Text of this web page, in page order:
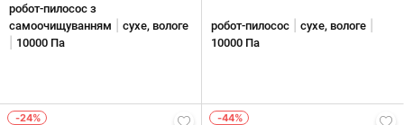
робот-пилосос з
самоочищуванням
сухе, вологе
10000 Па
робот-пилосос сухе, вологе
10000 Па
-24% -44%